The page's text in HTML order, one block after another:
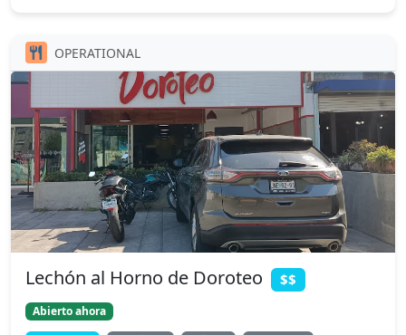
OPERATIONAL
Lechón al Horno de Doroteo $$
Abierto ahora